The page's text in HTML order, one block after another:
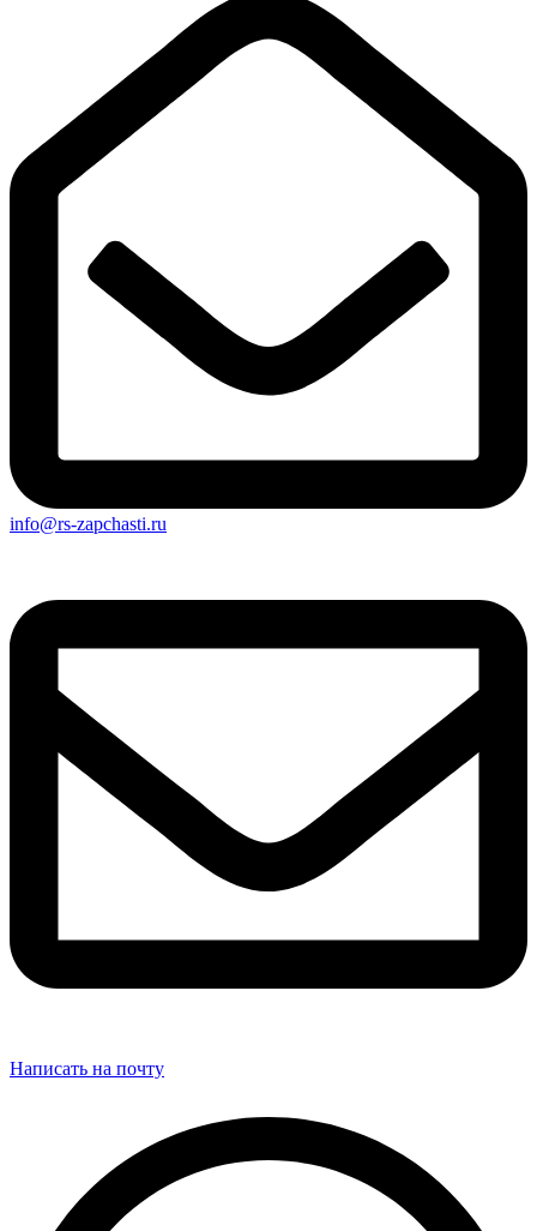
info@rs-zapchasti.ru
Написать на почту